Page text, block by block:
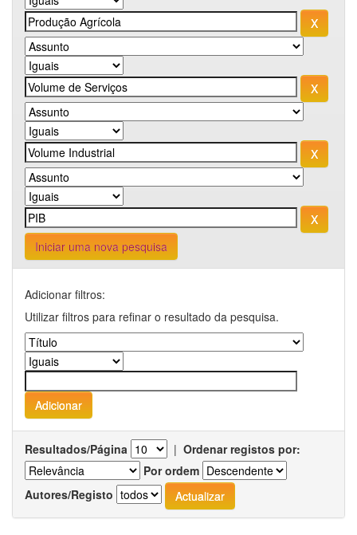
Iniciar uma nova pesquisa
Adicionar filtros:
Utilizar filtros para refinar o resultado da pesquisa.
Resultados/Página | Ordenar registos por:
Por ordem
Autores/Registo